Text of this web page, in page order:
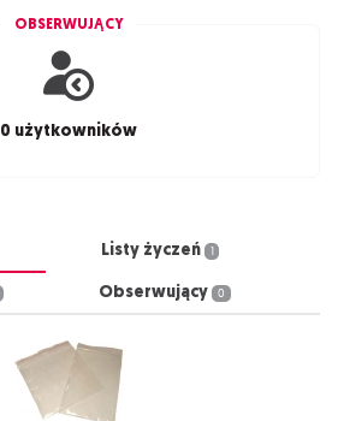
OBSERWUJĄCY
0 użytkowników
Listy życzeń 1
Obserwujący 0